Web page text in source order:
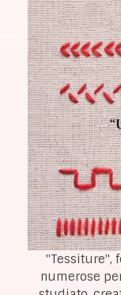
"Tessiture",
numerose